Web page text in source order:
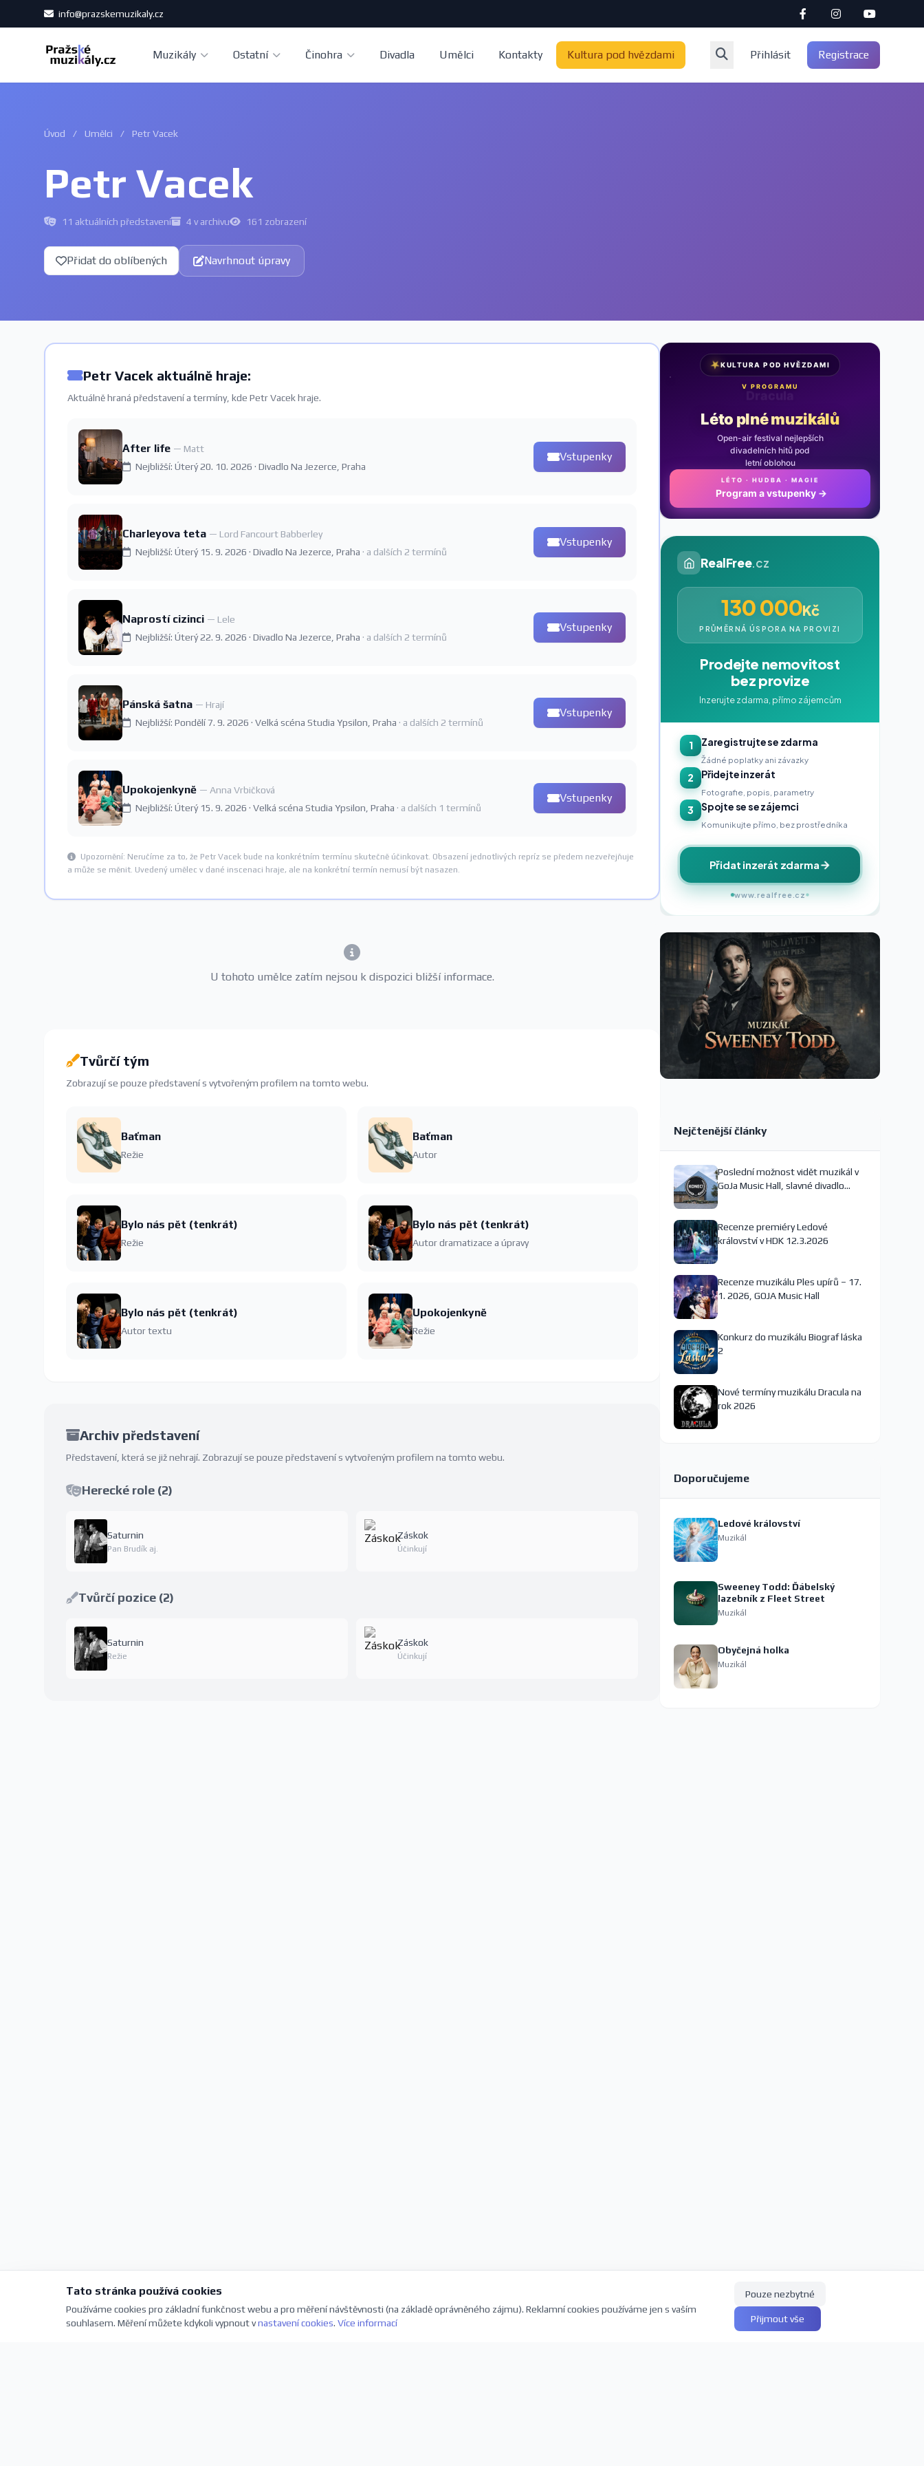
info@prazskemuzikaly.cz
Muzikály Ostatní Činohra Divadla Umělci Kontakty Kultura pod hvězdami Přihlásit Registrace
Úvod / Umělci / Petr Vacek
Petr Vacek
11 aktuálních představení 4 v archivu 161 zobrazení
Přidat do oblíbených Navrhnout úpravy
Petr Vacek aktuálně hraje:
Aktuálně hraná představení a termíny, kde Petr Vacek hraje.
After life — Matt
Nejbližší: Úterý 20. 10. 2026 · Divadlo Na Jezerce, Praha
Vstupenky
Charleyova teta — Lord Fancourt Babberley
Nejbližší: Úterý 15. 9. 2026 · Divadlo Na Jezerce, Praha · a dalších 2 termínů
Vstupenky
Naprostí cizinci — Lele
Nejbližší: Úterý 22. 9. 2026 · Divadlo Na Jezerce, Praha · a dalších 2 termínů
Vstupenky
Pánská šatna — Hrají
Nejbližší: Pondělí 7. 9. 2026 · Velká scéna Studia Ypsilon, Praha · a dalších 2 termínů
Vstupenky
Upokojenkyně — Anna Vrbičková
Nejbližší: Úterý 15. 9. 2026 · Velká scéna Studia Ypsilon, Praha · a dalších 1 termínů
Vstupenky
Upozornění: Neručíme za to, že Petr Vacek bude na konkrétním termínu skutečně účinkovat. Obsazení jednotlivých repríz se předem nezveřejňuje
a může se měnit. Uvedený umělec v dané inscenaci hraje, ale na konkrétní termín nemusí být nasazen.
U tohoto umělce zatím nejsou k dispozici bližší informace.
Tvůrčí tým
Zobrazují se pouze představení s vytvořeným profilem na tomto webu.
Baťman
Režie
Baťman
Autor
Bylo nás pět (tenkrát)
Režie
Bylo nás pět (tenkrát)
Autor dramatizace a úpravy
Bylo nás pět (tenkrát)
Autor textu
Upokojenkyně
Režie
Archiv představení
Představení, která se již nehrají. Zobrazují se pouze představení s vytvořeným profilem na tomto webu.
Herecké role (2)
Saturnin
Pan Brudík aj.
Záskok
Účinkují
Tvůrčí pozice (2)
Saturnin
Režie
Záskok
Účinkují
★KULTURA POD HVĚZDAMI
V PROGRAMU
Léto plné muzikálů
Open-air festival nejlepších
divadelních hitů pod
letní oblohou
LÉTO · HUDBA · MAGIE
Program a vstupenky →
RealFree.cz
130 000Kč
PRŮMĚRNÁ ÚSPORA NA PROVIZI
Prodejte nemovitost
bez provize
Inzerujte zdarma, přímo zájemcům
1 Zaregistrujte se zdarma
Žádné poplatky ani závazky
2 Přidejte inzerát
Fotografie, popis, parametry
3 Spojte se se zájemci
Komunikujte přímo, bez prostředníka
Přidat inzerát zdarma
www.realfree.cz
Nejčtenější články
Poslední možnost vidět muzikál v
GoJa Music Hall, slavné divadlo
Recenze premiéry Ledové
království v HDK 12.3.2026
Recenze muzikálu Ples upírů – 17.
1. 2026, GOJA Music Hall
Konkurz do muzikálu Biograf láska
2
Nové termíny muzikálu Dracula na
rok 2026
Doporučujeme
Ledové království
Muzikál
Sweeney Todd: Ďábelský
lazebník z Fleet Street
Muzikál
Obyčejná holka
Muzikál
Tato stránka používá cookies
Používáme cookies pro základní funkčnost webu a pro měření návštěvnosti (na základě oprávněného zájmu). Reklamní cookies používáme jen s vaším
souhlasem. Měření můžete kdykoli vypnout vnastavení cookies. Více informací
Pouze nezbytné
Přijmout vše